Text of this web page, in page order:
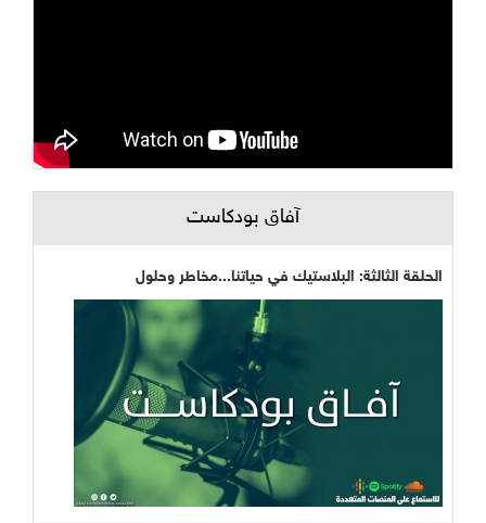
آفاق بودكاست
الحلقة الثالثة: البلاستيك في حياتنا...مخاطر وحلول